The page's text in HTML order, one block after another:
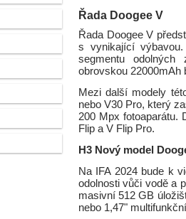
Řada Doogee V
Řada Doogee V
s vynikající
segmentu odolných
obrovskou 22000mAh
Mezi další modely
nebo V30 Pro, který
200 Mpx fotoaparátu.
Flip a V Flip Pro.
H3 Nový model
Na IFA 2024 bude k
odolnosti vůči vodě a
masivní 512 GB
nebo 1,47"